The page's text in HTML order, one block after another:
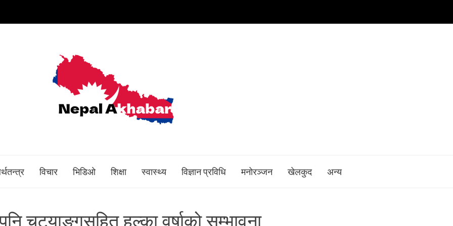
विचार भिडिओ शिक्षा स्वास्थ्य विज्ञान प्रविधि मनोरञ्जन खेलकुद अन्य
चट्याङ्गसहित हल्का वर्षाको सम्भावना